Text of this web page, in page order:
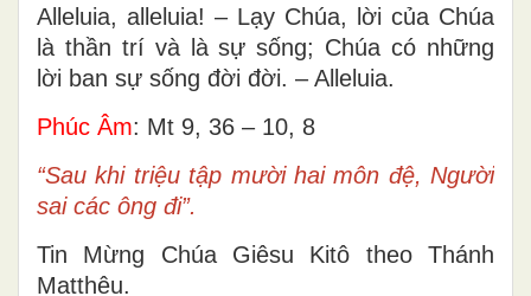
Alleluia, alleluia! – Lạy Chúa, lời của Chúa
là thần trí và là sự sống; Chúa có những
lời ban sự sống đời đời. – Alleluia.
Phúc Âm: Mt 9, 36 – 10, 8
“Sau khi triệu tập mười hai môn đệ, Người
sai các ông đi”.
Tin Mừng Chúa Giêsu Kitô theo Thánh
Matthêu.